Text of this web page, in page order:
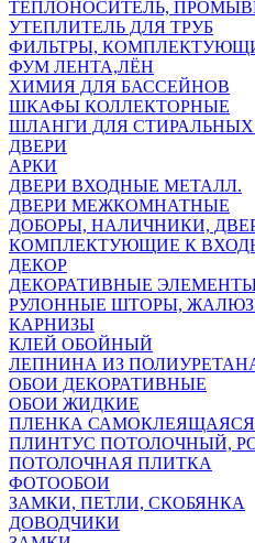
ТЕПЛОНОСИТЕЛЬ,
УТЕПЛИТЕЛЬ ДЛЯ ТРУБ
ФИЛЬТРЫ,
ФУМ ЛЕНТА,ЛЁН
ХИМИЯ ДЛЯ БАССЕЙНОВ
ШКАФЫ КОЛЛЕКТОРНЫЕ
ШЛАНГИ ДЛЯ
ДВЕРИ
АРКИ
ДВЕРИ ВХОДНЫЕ МЕТАЛЛ.
ДВЕРИ МЕЖКОМНАТНЫЕ
ДОБОРЫ, НАЛИЧНИКИ,
КОМПЛЕКТУЮЩИЕ К
ДЕКОР
ДЕКОРАТИВНЫЕ
РУЛОННЫЕ ШТОРЫ,
КАРНИЗЫ
КЛЕЙ ОБОЙНЫЙ
ЛЕПНИНА ИЗ
ОБОИ ДЕКОРАТИВНЫЕ
ОБОИ ЖИДКИЕ
ПЛЕНКА САМОКЛЕЯЩАЯСЯ
ПЛИНТУС ПОТОЛОЧНЫЙ,
ПОТОЛОЧНАЯ ПЛИТКА
ФОТООБОИ
ЗАМКИ, ПЕТЛИ, СКОБЯНКА
ДОВОДЧИКИ